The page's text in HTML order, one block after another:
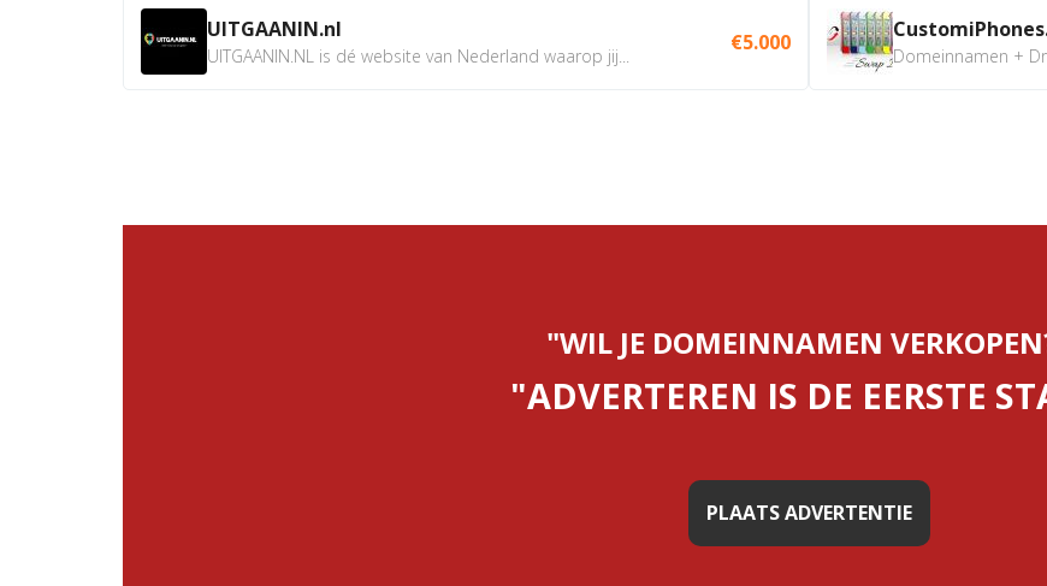
UITGAANIN.nl
UITGAANIN.NL is dé website van Nederland waarop jij...
€5.000
Domeinnamen +
"WIL JE DOMEINNAMEN
"ADVERTEREN IS DE EERSTE
PLAATS ADVERTENTIE